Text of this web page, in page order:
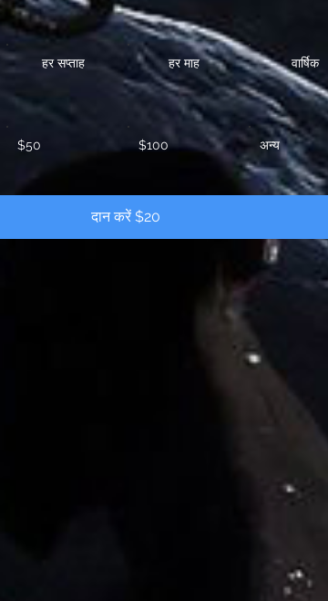
हर सप्ताह हर माह वार्षिक
$50 $100 अन्य
दान करें $20